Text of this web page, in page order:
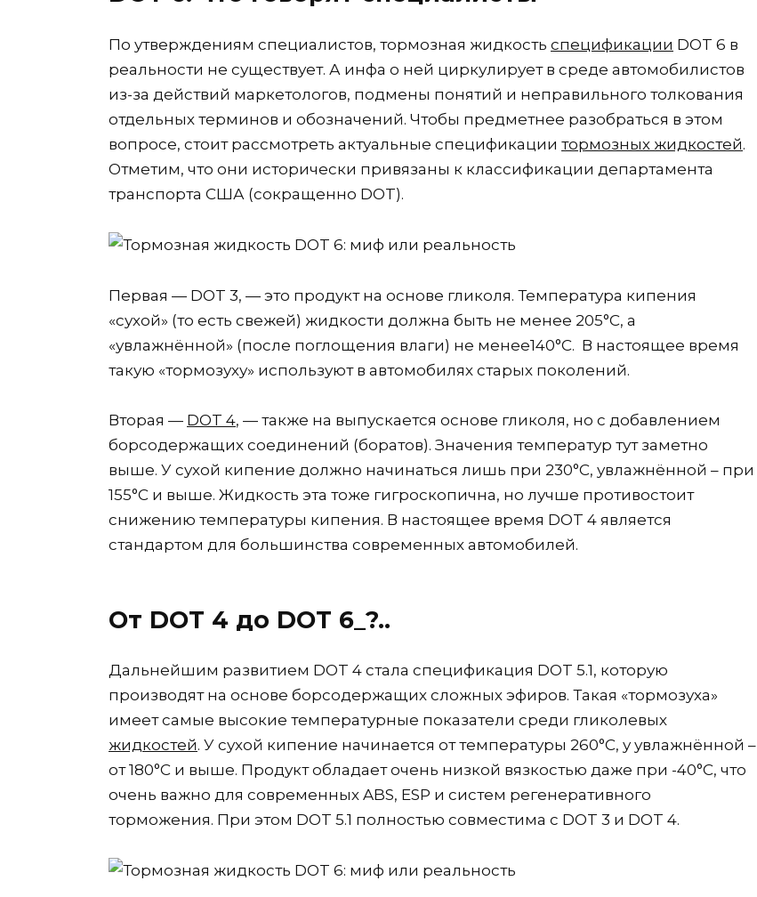
По утверждениям специалистов, тормозная жидкость спецификации DOT 6 в
реальности не существует. А инфа о ней циркулирует в среде автомобилистов
из-за действий маркетологов, подмены понятий и неправильного толкования
отдельных терминов и обозначений. Чтобы предметнее разобраться в этом
вопросе, стоит рассмотреть актуальные спецификации тормозных жидкостей.
Отметим, что они исторически привязаны к классификации департамента
транспорта США (сокращенно DOT).
Первая — DOT 3, — это продукт на основе гликоля. Температура кипения
«сухой» (то есть свежей) жидкости должна быть не менее 205°C, а
«увлажнённой» (после поглощения влаги) не менее140°C. В настоящее время
такую «тормозуху» используют в автомобилях старых поколений.
Вторая — DOT 4, — также на выпускается основе гликоля, но с добавлением
борсодержащих соединений (боратов). Значения температур тут заметно
выше. У сухой кипение должно начинаться лишь при 230°C, увлажнённой – при
155°C и выше. Жидкость эта тоже гигроскопична, но лучше противостоит
снижению температуры кипения. В настоящее время DOT 4 является
стандартом для большинства современных автомобилей.
От DOT 4 до DOT 6_?..
Дальнейшим развитием DOT 4 стала спецификация DOT 5.1, которую
производят на основе борсодержащих сложных эфиров. Такая «тормозуха»
имеет самые высокие температурные показатели среди гликолевых
жидкостей. У сухой кипение начинается от температуры 260°C, у увлажнённой –
от 180°C и выше. Продукт обладает очень низкой вязкостью даже при -40°C, что
очень важно для современных ABS, ESP и систем регенеративного
торможения. При этом DOT 5.1 полностью совместима с DOT 3 и DOT 4.